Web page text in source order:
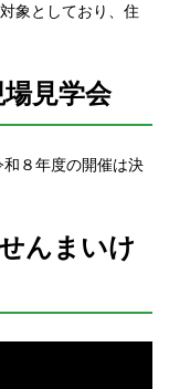
象としており、住
見学会
８年度の開催は決
んまいけ